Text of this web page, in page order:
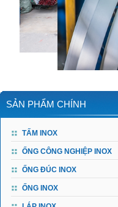
SẢN PHẨM CHÍNH
TẤM INOX
ỐNG CÔNG NGHIỆP INOX
ỐNG ĐÚC INOX
ỐNG INOX